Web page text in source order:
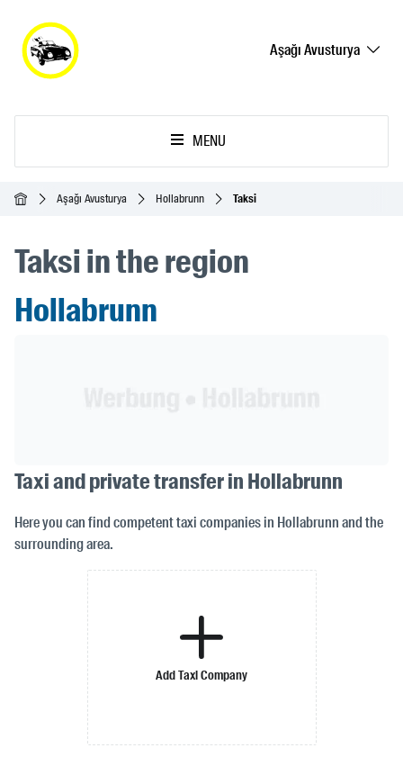
Aşağı Avusturya
MENU
Ana SayfaAşağı Avusturya Hollabrunn Taksi
Taksi in the region
Hollabrunn
Taxi and private transfer in Hollabrunn
Here you can find competent taxi companies in Hollabrunn and the
surrounding area.
Add Taxi Company